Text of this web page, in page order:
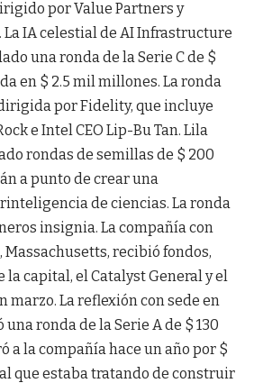
por Value Partners y
La IA celestial de AI Infrastructure
una ronda de la Serie C de $
en $ 2.5 mil millones. La ronda
por Fidelity, que incluye
e Intel CEO Lip-Bu Tan. Lila
rondas de semillas de $ 200
a punto de crear una
de ciencias. La ronda
insignia. La compañía con
Massachusetts, recibió fondos,
la capital, el Catalyst General y el
marzo. La reflexión con sede en
ronda de la Serie A de $ 130
a la compañía hace un año por $
que estaba tratando de construir